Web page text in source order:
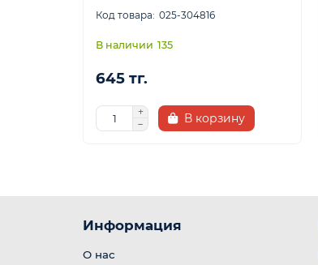
025-304816
135
645 тг.
В корзину
Информация
О нас